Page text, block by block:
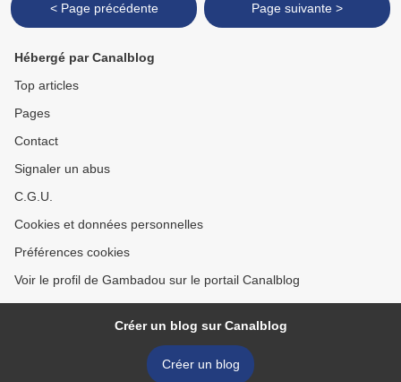
< Page précédente Page suivante >
Hébergé par Canalblog
Top articles
Pages
Contact
Signaler un abus
C.G.U.
Cookies et données personnelles
Préférences cookies
Voir le profil de Gambadou sur le portail Canalblog
Créer un blog sur Canalblog
Créer un blog